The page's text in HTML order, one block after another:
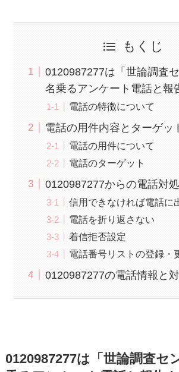
もくじ
0120987277は「世論調査
名乗るアンケート電話と報
電話の特徴について
電話の用件内容とターゲッ
電話の用件について
電話のターゲット
0120987277からの電話対
信用できなければ電話に
電話を折り返さない
着信拒否設定
電話番号リストの登録・
0120987277の電話情報と
0120987277は「世論調査セ